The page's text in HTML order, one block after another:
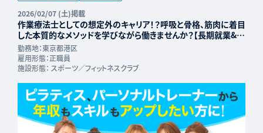
2026/02/07 (土)掲載
作業療法士としての想定外のキャリア！？呼吸と骨格、筋肉に着目
した本質的なメソッドを学びながら働きませんか？【長期就業&年
収UP可能】
勤務地：東京都港区
雇用形態：正職員
施設形態： スポーツ／フィットネスクラブ